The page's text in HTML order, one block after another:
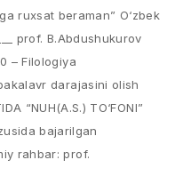
ruxsat beraman” O‘zbek
prof. B.Abdushukurov
– Filologiya
darajasini olish
“NUH(A.S.) TO‘FONI”
bajarilgan
rahbar: prof.